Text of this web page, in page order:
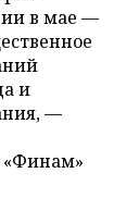
в мае —
и
—
«Финам»